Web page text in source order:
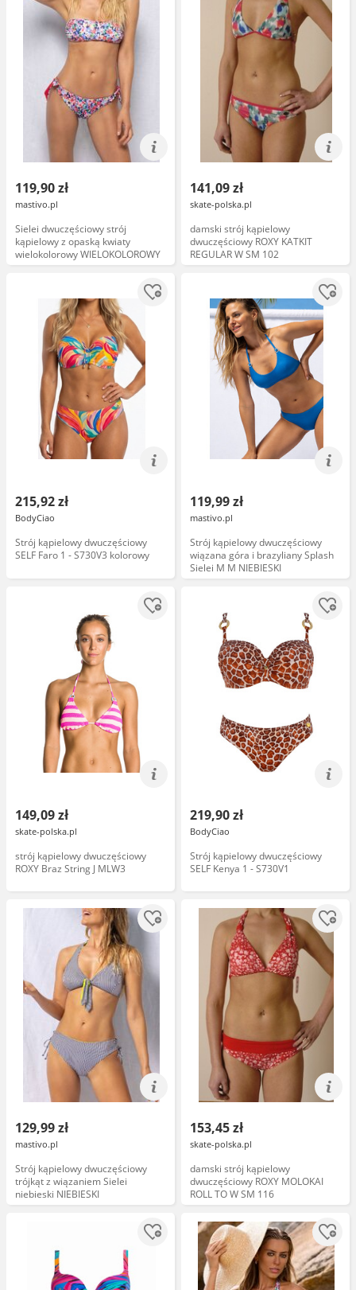
119,90 zł
mastivo.pl
Sielei dwuczęściowy strój
kąpielowy z opaską kwiaty
wielokolorowy WIELOKOLOROWY
141,09 zł
skate-polska.pl
damski strój kąpielowy
dwuczęściowy ROXY KATKIT
REGULAR W SM 102
215,92 zł
BodyCiao
Strój kąpielowy dwuczęściowy
SELF Faro 1 - S730V3 kolorowy
119,99 zł
mastivo.pl
Strój kąpielowy dwuczęściowy
wiązana góra i brazyliany Splash
Sielei M M NIEBIESKI
149,09 zł
skate-polska.pl
strój kąpielowy dwuczęściowy
ROXY Braz String J MLW3
219,90 zł
BodyCiao
Strój kąpielowy dwuczęściowy
SELF Kenya 1 - S730V1
129,99 zł
mastivo.pl
Strój kąpielowy dwuczęściowy
trójkąt z wiązaniem Sielei
niebieski NIEBIESKI
153,45 zł
skate-polska.pl
damski strój kąpielowy
dwuczęściowy ROXY MOLOKAI
ROLL TO W SM 116